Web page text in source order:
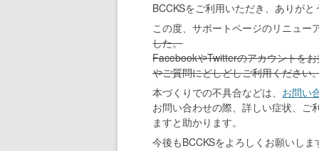
BCCKSをご利用いただき、ありが
この度、サポートページのリニュー
した。
FacebookやTwitterのアカウントを
やご質問にどしどしご利用ください
本づくりでの不具合などは、 お問い
お問い合わせの際、詳しい症状、ご
ますと助かります。
今後もBCCKSをよろしくお願いしま